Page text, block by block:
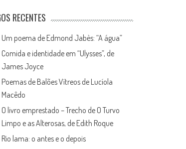
RECENTES
Um poema de Edmond Jabès: “A água”
Comida e identidade em “Ulysses”, de
James Joyce
Poemas de Balões Vítreos de Lucíola
Macêdo
O livro emprestado – Trecho de O Turvo
Limpo e as Alterosas, de Edith Roque
Rio lama: o antes e o depois